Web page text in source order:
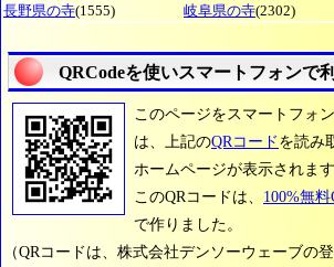
長野県の寺(1555) 岐阜県の寺(2302)
QRCodeを使いスマートフォンで
このページをスマートフォ
は、上記のQRコード を読み
ホームページが表示されます
このQRコードは、 100%無
で作りました。
（QRコードは、株式会社デンソーウェーブの